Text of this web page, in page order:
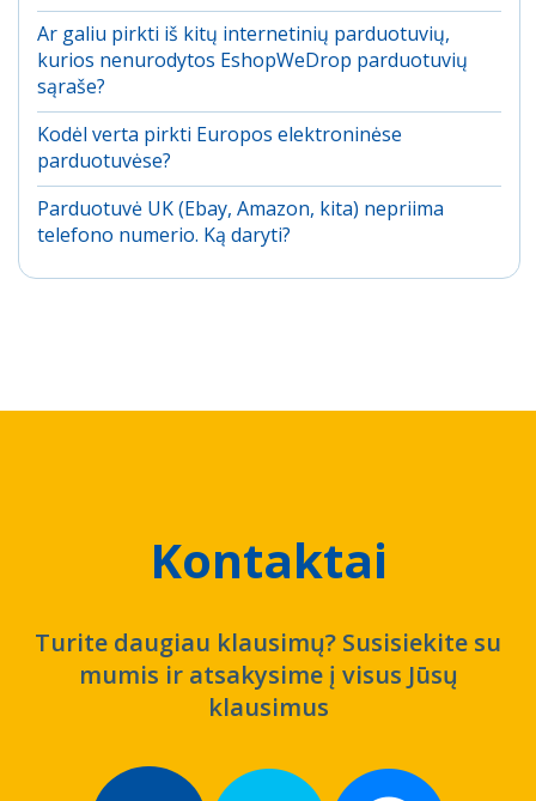
Ar galiu pirkti iš kitų internetinių parduotuvių,
kurios nenurodytos EshopWeDrop parduotuvių
sąraše?
Kodėl verta pirkti Europos elektroninėse
parduotuvėse?
Parduotuvė UK (Ebay, Amazon, kita) nepriima
telefono numerio. Ką daryti?
Kontaktai
Turite daugiau klausimų? Susisiekite su
mumis ir atsakysime į visus Jūsų
klausimus